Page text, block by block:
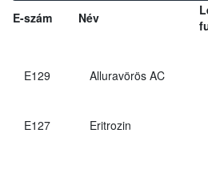
E-szám Név
E129 Alluravörös AC
E127
Eritrozin